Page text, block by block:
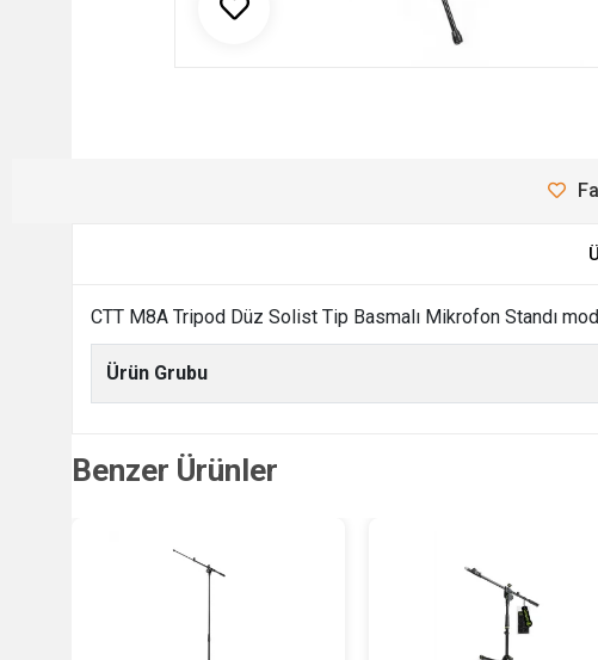
CTT M8A Tripod Düz Solist Tip Basmalı Mikrofon Standı
Ürün Grubu
Benzer Ürünler